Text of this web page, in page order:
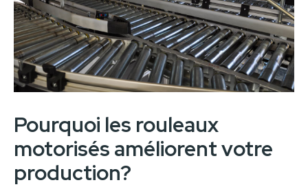
Pourquoi les rouleaux
motorisés améliorent votre
production?